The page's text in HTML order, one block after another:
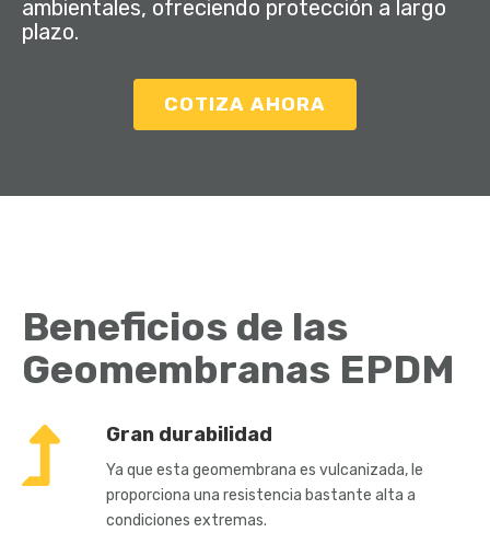
ambientales, ofreciendo protección a largo
plazo.
COTIZA AHORA
Beneficios de las
Geomembranas EPDM
Gran durabilidad
Ya que esta geomembrana es vulcanizada, le
proporciona una resistencia bastante alta a
condiciones extremas.